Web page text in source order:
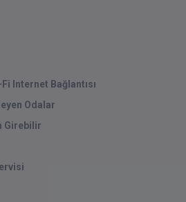
Internet Bağlantısı
Odalar
Girebilir